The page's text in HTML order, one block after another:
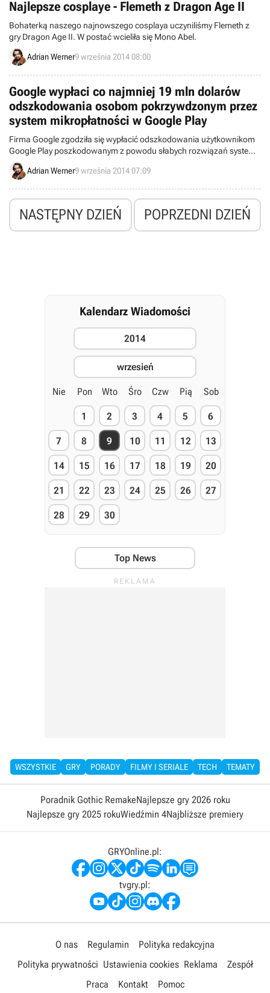
Najlepsze cosplaye - Flemeth z Dragon Age II
Bohaterką naszego najnowszego cosplaya uczyniliśmy Flemeth z
gry Dragon Age II. W postać wcieliła się Mono Abel.
Adrian Werner9 września 2014 08:00
Google wypłaci co najmniej 19 mln dolarów
odszkodowania osobom pokrzywdzonym przez
system mikropłatności w Google Play
Firma Google zgodziła się wypłacić odszkodowania użytkownikom
Google Play poszkodowanym z powodu słabych rozwiązań systemu
mikropłatności w usłudze. Chodzi tu głównie o rodziców, których
pociechy "zaszalały" z kartami kredytowymi swoich ojców i matek.
Adrian Werner9 września 2014 07:09
NASTĘPNY DZIEŃ POPRZEDNI DZIEŃ
Kalendarz Wiadomości
2014
wrzesień
Nie Pon Wto Śro Czw Pią Sob
1 2 3 4 5 6
7 8 9 10 11 12 13
14 15 16 17 18 19 20
21 22 23 24 25 26 27
28 29 30
Top News
WSZYSTKIE GRY PORADY FILMY I SERIALE TECH TEMATY
Poradnik Gothic RemakeNajlepsze gry 2026 roku
Najlepsze gry 2025 rokuWiedźmin 4Najbliższe premiery
GRYOnline.pl:
tvgry.pl:
O nas Regulamin
Polityka redakcyjna
Polityka prywatności Ustawienia cookies Reklama
Zespół
Praca
Kontakt Pomoc